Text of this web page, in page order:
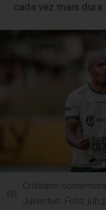
cada vez mais dura
Cristiano
Juventus. Foto: